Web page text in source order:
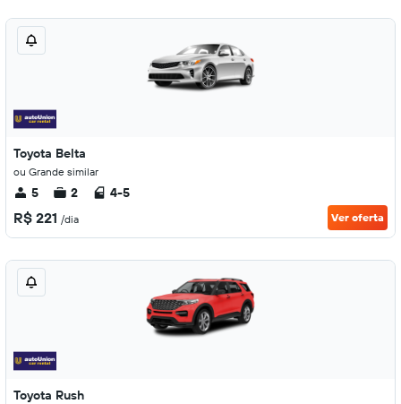
Toyota Belta
ou Grande similar
5 2 4-5
R$ 221 /dia Ver oferta
Toyota Rush